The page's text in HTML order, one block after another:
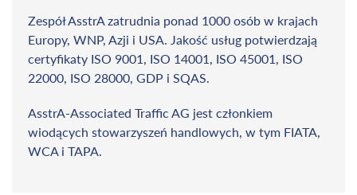
Zespół AsstrA zatrudnia ponad 1000 osób w krajach
Europy, WNP, Azji i USA. Jakość usług potwierdzają
certyfikaty ISO 9001, ISO 14001, ISO 45001, ISO
22000, ISO 28000, GDP i SQAS.
AsstrA-Associated Traffic AG jest członkiem
wiodących stowarzyszeń handlowych, w tym FIATA,
WCA i TAPA.